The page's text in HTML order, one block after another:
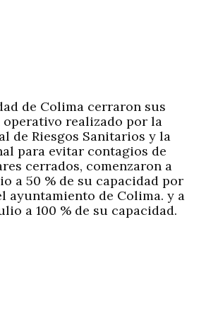
de Colima cerraron sus
realizado por la
de Riesgos Sanitarios y la
para evitar contagios de
cerrados, comenzaron a
a 50 % de su capacidad por
ayuntamiento de Colima. y a
a 100 % de su capacidad.